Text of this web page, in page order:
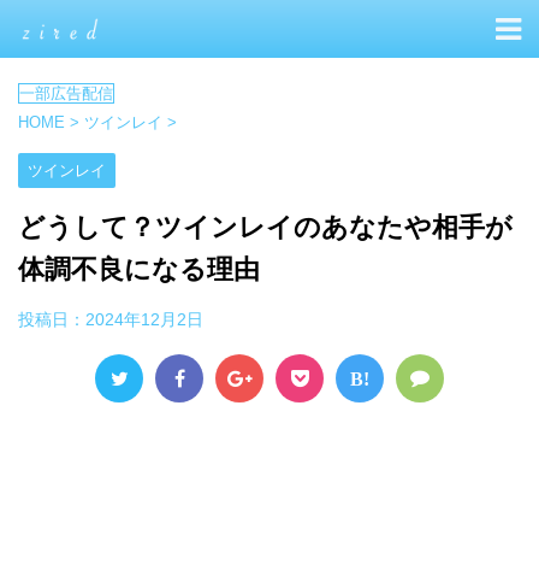
HOME > ツインレイ >
ツインレイ
どうして？ツインレイのあなたや相手が
体調不良になる理由
投稿日： 2024年12月2日
B!